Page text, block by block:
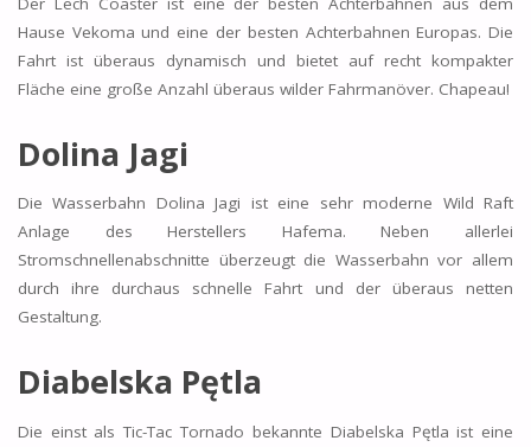
Hause Vekoma und eine der besten Achterbahnen Europas. Die
Fahrt ist überaus dynamisch und bietet auf recht kompakter
Fläche eine große Anzahl überaus wilder Fahrmanöver. Chapeau!
Dolina Jagi
Die Wasserbahn Dolina Jagi ist eine sehr moderne Wild Raft
Anlage des Herstellers Hafema. Neben allerlei
Stromschnellenabschnitte überzeugt die Wasserbahn vor allem
durch ihre durchaus schnelle Fahrt und der überaus netten
Gestaltung.
Diabelska Pętla
Die einst als Tic-Tac Tornado bekannte Diabelska Pętla ist eine